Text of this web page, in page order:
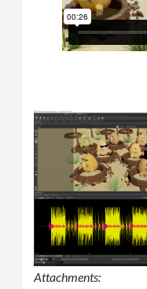
Attachments: